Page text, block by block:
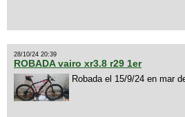
28/10/24 20:39
ROBADA vairo xr3.8 r29 1er
Robada el 15/9/24 en mar